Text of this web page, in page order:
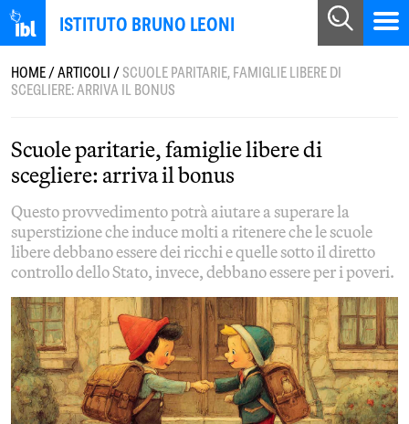
ISTITUTO BRUNO LEONI
HOME/ARTICOLI/SCUOLE PARITARIE, FAMIGLIE LIBERE DI
SCEGLIERE: ARRIVA IL BONUS
Scuole paritarie, famiglie libere di
scegliere: arriva il bonus
Questo provvedimento potrà aiutare a superare la
superstizione che induce molti a ritenere che le scuole
libere debbano essere dei ricchi e quelle sotto il diretto
controllo dello Stato, invece, debbano essere per i poveri.